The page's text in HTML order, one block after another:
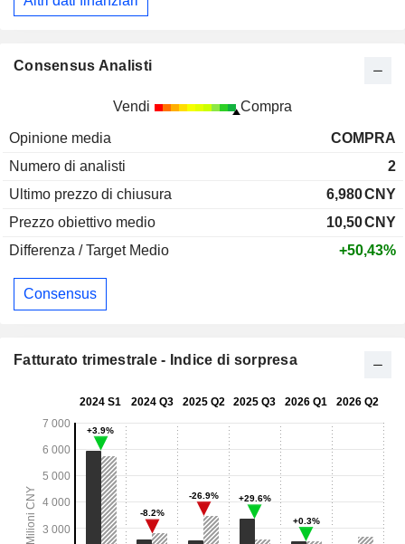
Consensus Analisti
Vendi Compra
Opinione media
COMPRA
Numero di analisti
2
Ultimo prezzo di chiusura
6,980CNY
Prezzo obiettivo medio
10,50CNY
Differenza / Target Medio
+50,43%
Consensus
Fatturato trimestrale - Indice di sorpresa